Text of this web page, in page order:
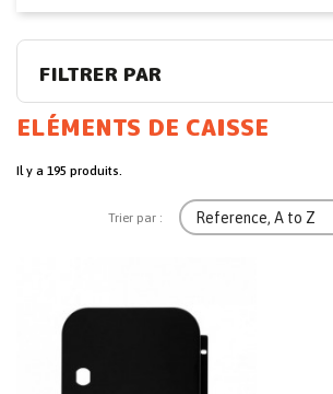
FILTRER PAR
ELÉMENTS DE CAISSE
Il y a 195 produits.
Trier par : Reference, A to Z